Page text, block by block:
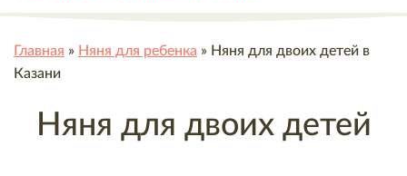
Главная » Няня для ребенка » Няня для двоих детей в
Казани
Няня для двоих детей